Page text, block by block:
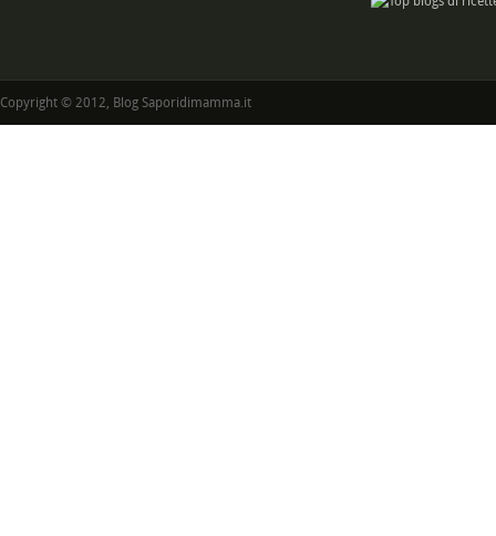
Copyright © 2012, Blog Saporidimamma.it